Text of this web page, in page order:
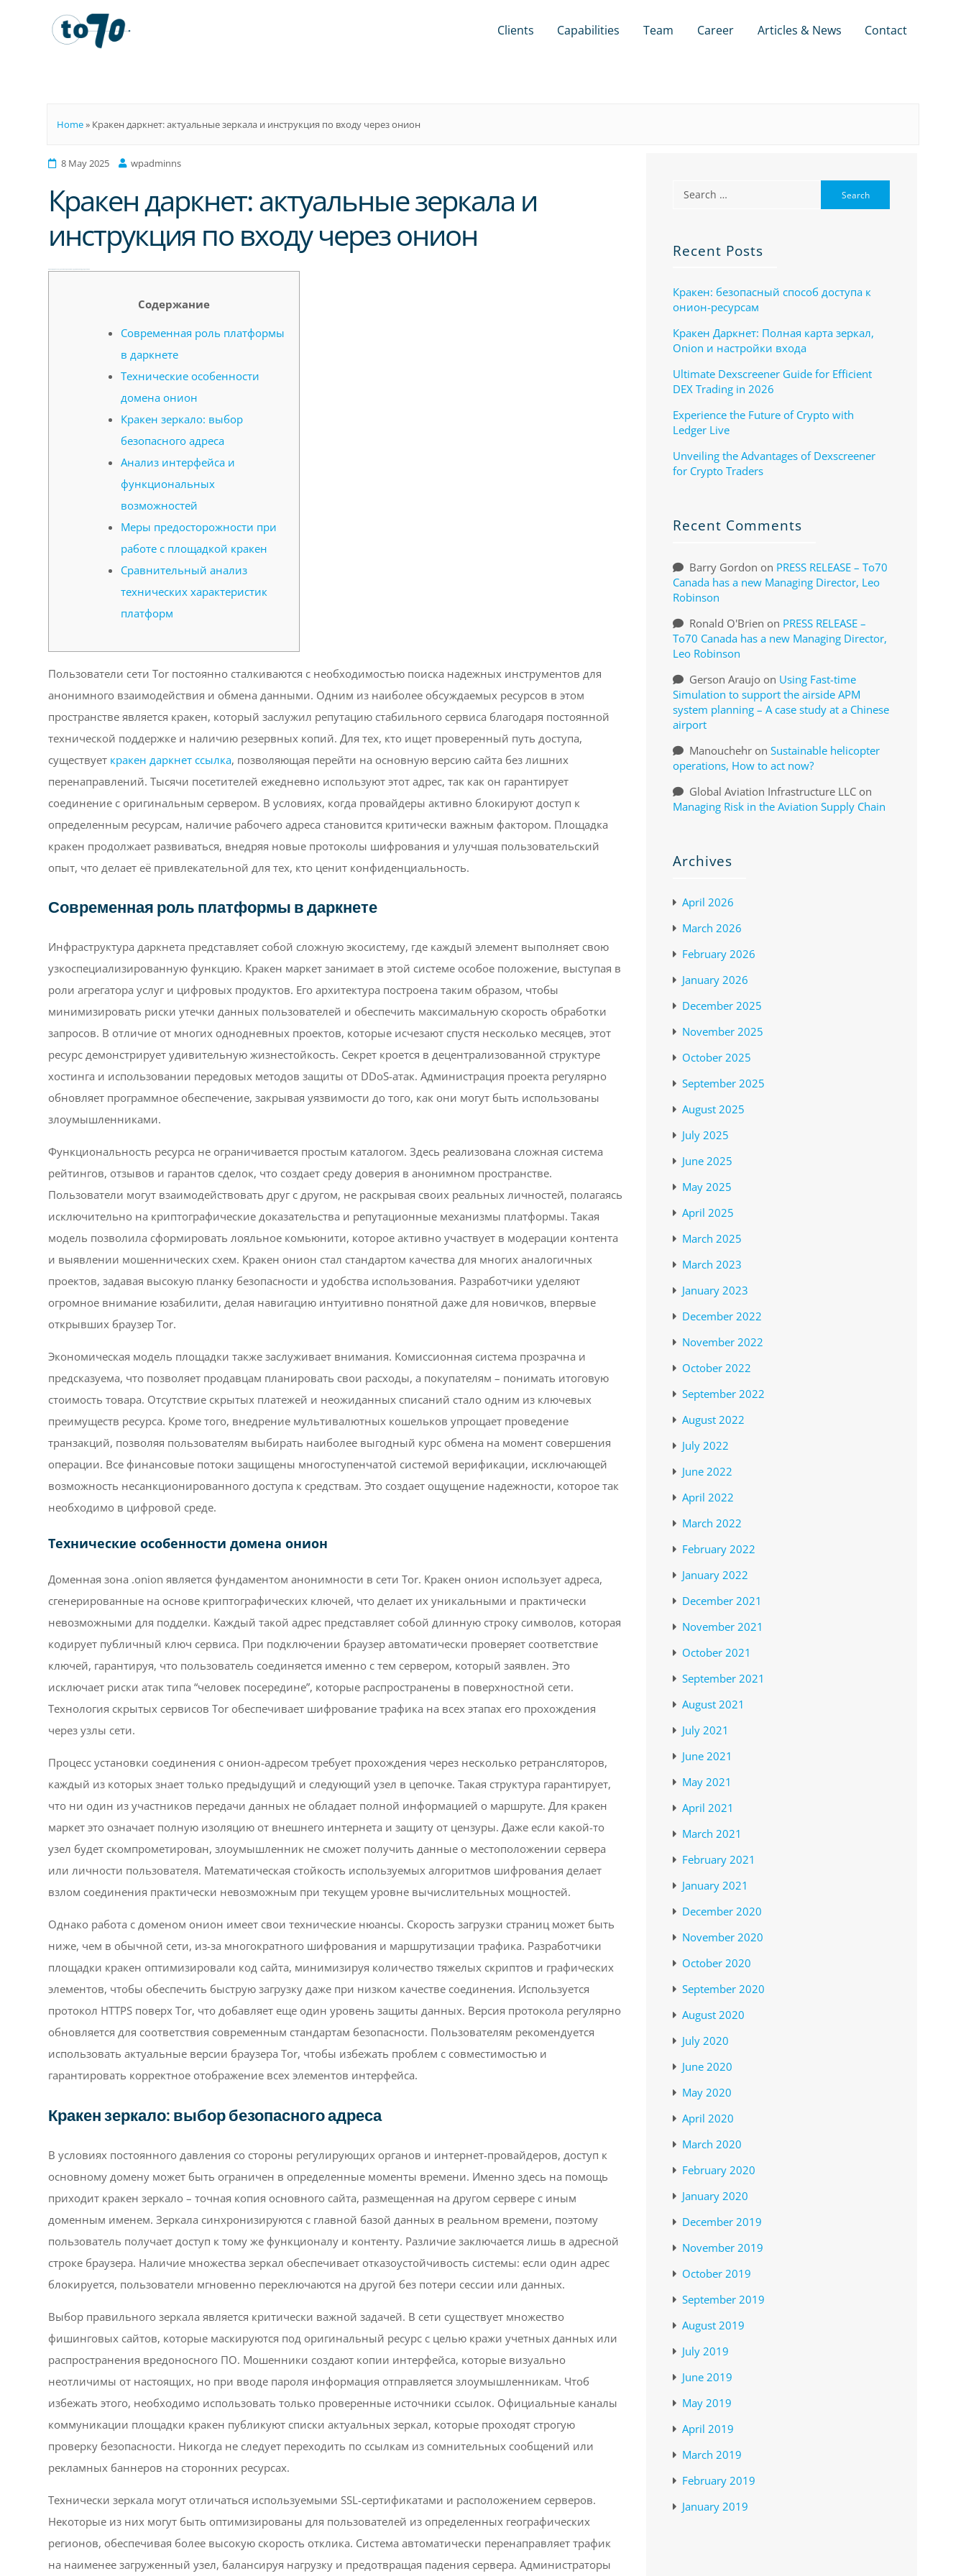
Clients Capabilities Team Career Articles & News Contact
Home» Кракен даркнет: актуальные зеркала и инструкция по входу через онион
8 May 2025 wpadminns
Кракен даркнет: актуальные зеркала и
инструкция по входу через онион
Содержание
Современная роль платформы
в даркнете
Технические особенности
домена онион
Кракен зеркало: выбор
безопасного адреса
Анализ интерфейса и
функциональных
возможностей
Меры предосторожности при
работе с площадкой кракен
Сравнительный анализ
технических характеристик
платформ
Пользователи сети Tor постоянно сталкиваются с необходимостью поиска надежных инструментов для
анонимного взаимодействия и обмена данными. Одним из наиболее обсуждаемых ресурсов в этом
пространстве является кракен, который заслужил репутацию стабильного сервиса благодаря постоянной
технической поддержке и наличию резервных копий. Для тех, кто ищет проверенный путь доступа,
существует кракен даркнет ссылка, позволяющая перейти на основную версию сайта без лишних
перенаправлений. Тысячи посетителей ежедневно используют этот адрес, так как он гарантирует
соединение с оригинальным сервером. В условиях, когда провайдеры активно блокируют доступ к
определенным ресурсам, наличие рабочего адреса становится критически важным фактором. Площадка
кракен продолжает развиваться, внедряя новые протоколы шифрования и улучшая пользовательский
опыт, что делает её привлекательной для тех, кто ценит конфиденциальность.
Современная роль платформы в даркнете
Инфраструктура даркнета представляет собой сложную экосистему, где каждый элемент выполняет свою
узкоспециализированную функцию. Кракен маркет занимает в этой системе особое положение, выступая в
роли агрегатора услуг и цифровых продуктов. Его архитектура построена таким образом, чтобы
минимизировать риски утечки данных пользователей и обеспечить максимальную скорость обработки
запросов. В отличие от многих однодневных проектов, которые исчезают спустя несколько месяцев, этот
ресурс демонстрирует удивительную жизнестойкость. Секрет кроется в децентрализованной структуре
хостинга и использовании передовых методов защиты от DDoS-атак. Администрация проекта регулярно
обновляет программное обеспечение, закрывая уязвимости до того, как они могут быть использованы
злоумышленниками.
Функциональность ресурса не ограничивается простым каталогом. Здесь реализована сложная система
рейтингов, отзывов и гарантов сделок, что создает среду доверия в анонимном пространстве.
Пользователи могут взаимодействовать друг с другом, не раскрывая своих реальных личностей, полагаясь
исключительно на криптографические доказательства и репутационные механизмы платформы. Такая
модель позволила сформировать лояльное комьюнити, которое активно участвует в модерации контента
и выявлении мошеннических схем. Кракен онион стал стандартом качества для многих аналогичных
проектов, задавая высокую планку безопасности и удобства использования. Разработчики уделяют
огромное внимание юзабилити, делая навигацию интуитивно понятной даже для новичков, впервые
открывших браузер Tor.
Экономическая модель площадки также заслуживает внимания. Комиссионная система прозрачна и
предсказуема, что позволяет продавцам планировать свои расходы, а покупателям – понимать итоговую
стоимость товара. Отсутствие скрытых платежей и неожиданных списаний стало одним из ключевых
преимуществ ресурса. Кроме того, внедрение мультивалютных кошельков упрощает проведение
транзакций, позволяя пользователям выбирать наиболее выгодный курс обмена на момент совершения
операции. Все финансовые потоки защищены многоступенчатой системой верификации, исключающей
возможность несанкционированного доступа к средствам. Это создает ощущение надежности, которое так
необходимо в цифровой среде.
Технические особенности домена онион
Доменная зона .onion является фундаментом анонимности в сети Tor. Кракен онион использует адреса,
сгенерированные на основе криптографических ключей, что делает их уникальными и практически
невозможными для подделки. Каждый такой адрес представляет собой длинную строку символов, которая
кодирует публичный ключ сервиса. При подключении браузер автоматически проверяет соответствие
ключей, гарантируя, что пользователь соединяется именно с тем сервером, который заявлен. Это
исключает риски атак типа “человек посередине”, которые распространены в поверхностной сети.
Технология скрытых сервисов Tor обеспечивает шифрование трафика на всех этапах его прохождения
через узлы сети.
Процесс установки соединения с онион-адресом требует прохождения через несколько ретрансляторов,
каждый из которых знает только предыдущий и следующий узел в цепочке. Такая структура гарантирует,
что ни один из участников передачи данных не обладает полной информацией о маршруте. Для кракен
маркет это означает полную изоляцию от внешнего интернета и защиту от цензуры. Даже если какой-то
узел будет скомпрометирован, злоумышленник не сможет получить данные о местоположении сервера
или личности пользователя. Математическая стойкость используемых алгоритмов шифрования делает
взлом соединения практически невозможным при текущем уровне вычислительных мощностей.
Однако работа с доменом онион имеет свои технические нюансы. Скорость загрузки страниц может быть
ниже, чем в обычной сети, из-за многократного шифрования и маршрутизации трафика. Разработчики
площадки кракен оптимизировали код сайта, минимизируя количество тяжелых скриптов и графических
элементов, чтобы обеспечить быструю загрузку даже при низком качестве соединения. Используется
протокол HTTPS поверх Tor, что добавляет еще один уровень защиты данных. Версия протокола регулярно
обновляется для соответствия современным стандартам безопасности. Пользователям рекомендуется
использовать актуальные версии браузера Tor, чтобы избежать проблем с совместимостью и
гарантировать корректное отображение всех элементов интерфейса.
Кракен зеркало: выбор безопасного адреса
В условиях постоянного давления со стороны регулирующих органов и интернет-провайдеров, доступ к
основному домену может быть ограничен в определенные моменты времени. Именно здесь на помощь
приходит кракен зеркало – точная копия основного сайта, размещенная на другом сервере с иным
доменным именем. Зеркала синхронизируются с главной базой данных в реальном времени, поэтому
пользователь получает доступ к тому же функционалу и контенту. Различие заключается лишь в адресной
строке браузера. Наличие множества зеркал обеспечивает отказоустойчивость системы: если один адрес
блокируется, пользователи мгновенно переключаются на другой без потери сессии или данных.
Выбор правильного зеркала является критически важной задачей. В сети существует множество
фишинговых сайтов, которые маскируются под оригинальный ресурс с целью кражи учетных данных или
распространения вредоносного ПО. Мошенники создают копии интерфейса, которые визуально
неотличимы от настоящих, но при вводе пароля информация отправляется злоумышленникам. Чтоб
избежать этого, необходимо использовать только проверенные источники ссылок. Официальные каналы
коммуникации площадки кракен публикуют списки актуальных зеркал, которые проходят строгую
проверку безопасности. Никогда не следует переходить по ссылкам из сомнительных сообщений или
рекламных баннеров на сторонних ресурсах.
Технически зеркала могут отличаться используемыми SSL-сертификатами и расположением серверов.
Некоторые из них могут быть оптимизированы для пользователей из определенных географических
регионов, обеспечивая более высокую скорость отклика. Система автоматически перенаправляет трафик
на наименее загруженный узел, балансируя нагрузку и предотвращая падения сервера. Администраторы
Recent Posts
Кракен: безопасный способ доступа к
онион-ресурсам
Кракен Даркнет: Полная карта зеркал,
Onion и настройки входа
Ultimate Dexscreener Guide for Efficient
DEX Trading in 2026
Experience the Future of Crypto with
Ledger Live
Unveiling the Advantages of Dexscreener
for Crypto Traders
Recent Comments
Barry Gordon on PRESS RELEASE – To70
Canada has a new Managing Director, Leo
Robinson
Ronald O'Brien on PRESS RELEASE –
To70 Canada has a new Managing Director,
Leo Robinson
Gerson Araujoon Using Fast-time
Simulation to support the airside APM
system planning – A case study at a Chinese
airport
Manouchehron Sustainable helicopter
operations, How to act now?
Global Aviation Infrastructure LLCon
Managing Risk in the Aviation Supply Chain
Archives
April 2026
March 2026
February 2026
January 2026
December 2025
November 2025
October 2025
September 2025
August 2025
July 2025
June 2025
May 2025
April 2025
March 2025
March 2023
January 2023
December 2022
November 2022
October 2022
September 2022
August 2022
July 2022
June 2022
April 2022
March 2022
February 2022
January 2022
December 2021
November 2021
October 2021
September 2021
August 2021
July 2021
June 2021
May 2021
April 2021
March 2021
February 2021
January 2021
December 2020
November 2020
October 2020
September 2020
August 2020
July 2020
June 2020
May 2020
April 2020
March 2020
February 2020
January 2020
December 2019
November 2019
October 2019
September 2019
August 2019
July 2019
June 2019
May 2019
April 2019
March 2019
February 2019
January 2019